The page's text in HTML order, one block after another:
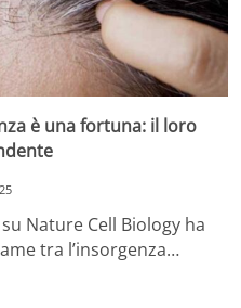
è una fortuna: il loro
Nature Cell Biology ha
tra l’insorgenza…